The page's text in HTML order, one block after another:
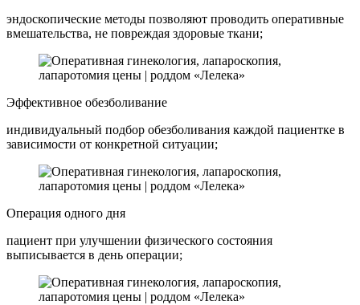
эндоскопические методы позволяют проводить оперативные
вмешательства, не повреждая здоровые ткани;
Эффективное обезболивание
индивидуальный подбор обезболивания каждой пациентке в
зависимости от конкретной ситуации;
Операция одного дня
пациент при улучшении физического состояния
выписывается в день операции;